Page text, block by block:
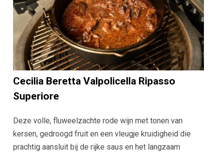
Cecilia Beretta Valpolicella Ripasso
Superiore
Deze volle, fluweelzachte rode wijn met tonen van
kersen, gedroogd fruit en een vleugje kruidigheid die
prachtig aansluit bij de rijke saus en het langzaam